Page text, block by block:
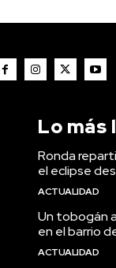
Lo más
Ronda
el eclipse
ACTUALIDAD
Un tobogán
en el barrio
ACTUALIDAD